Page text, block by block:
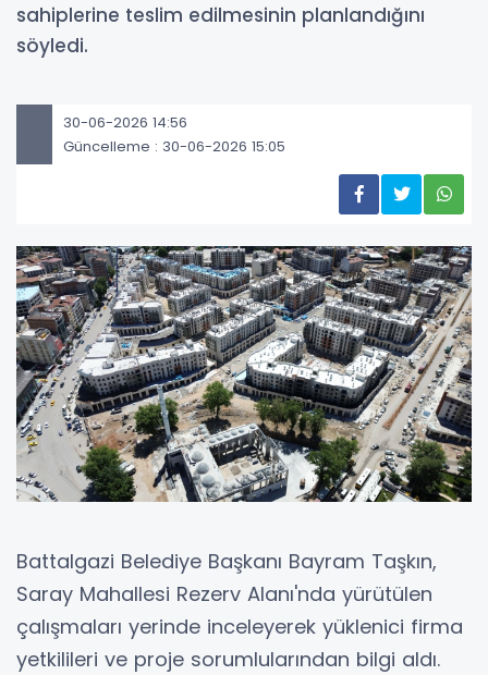
sahiplerine teslim edilmesinin planlandığını
söyledi.
30-06-2026 14:56
Güncelleme : 30-06-2026 15:05
Battalgazi Belediye Başkanı Bayram Taşkın,
Saray Mahallesi Rezerv Alanı'nda yürütülen
çalışmaları yerinde inceleyerek yüklenici firma
yetkilileri ve proje sorumlularından bilgi aldı.